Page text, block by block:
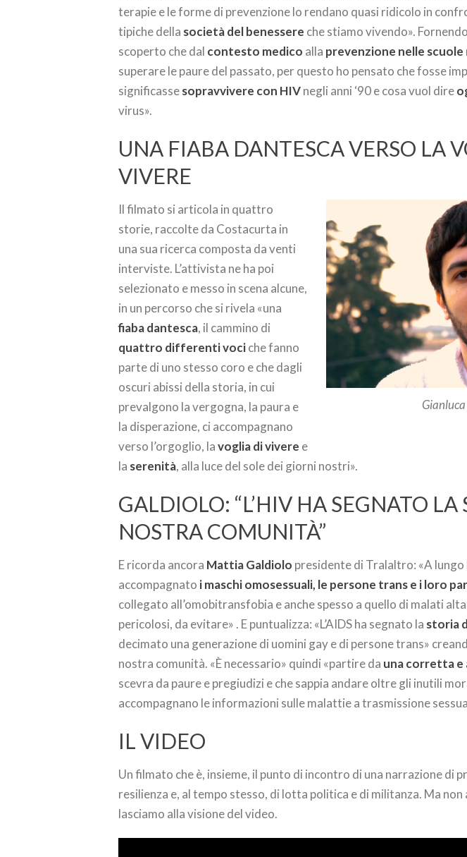
terapie e le forme di prevenzione lo rendano quasi ridicolo in
tipiche della società del benessere che stiamo vivendo».
scoperto che dal contesto medico alla prevenzione nelle scuole
superare le paure del passato, per questo ho pensato che fosse
significassesopravvivere con HIVnegli anni ‘90 e cosa vuol dire
virus».
UNA FIABA DANTESCA VERSO LA
VIVERE
Il filmato si articola in quattro
storie, raccolte da Costacurta in
una sua ricerca composta da venti
interviste. L’attivista ne ha poi
selezionato e messo in scena alcune,
in un percorso che si rivela «una
fiaba dantesca, il cammino di
quattro differenti vociche fanno
parte di uno stesso coro e che dagli
oscuri abissi della storia, in cui
prevalgono la vergogna, la paura e
la disperazione, ci accompagnano
verso l’orgoglio, lavoglia di vivere e
la serenità, alla luce del sole dei giorni nostri».
GALDIOLO: “L’HIV HA SEGNATO
NOSTRA COMUNITÀ”
E ricorda ancora Mattia Galdiolo presidente di Tralaltro: «A lungo
accompagnato i maschi omosessuali, le persone trans e i loro
collegato all’omobitransfobia e anche spesso a quello di malati
pericolosi, da evitare» ​. E puntualizza: «L’AIDS ha segnato la storia
decimato una generazione di uomini gay e di persone trans»
nostra comunità. «È necessario» quindi «partire da una corretta e
scevra da paure e pregiudizi e che sappia andare oltre gli inutili
accompagnano le informazioni sulle malattie a trasmissione
IL VIDEO
Un filmato che è, insieme, il punto di incontro di una narrazione di
resilienza e, al tempo stesso, di lotta politica e di militanza. Ma
lasciamo alla visione del video.